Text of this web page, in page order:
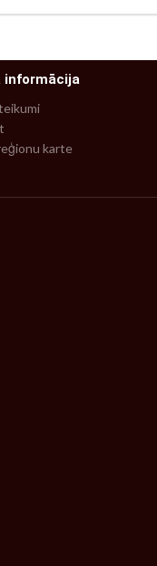
informācija
karte